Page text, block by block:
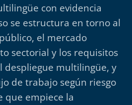
con evidencia
se estructura en torno al
el mercado
sectorial y los requisitos
despliegue multilingüe, y
de trabajo según riesgo
que empiece la